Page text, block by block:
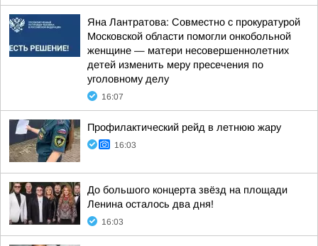
Яна Лантратова: Совместно с прокуратурой
Московской области помогли онкобольной
женщине — матери несовершеннолетних
детей изменить меру пресечения по
уголовному делу
16:07
Профилактический рейд в летнюю жару
16:03
До большого концерта звёзд на площади
Ленина осталось два дня!
16:03